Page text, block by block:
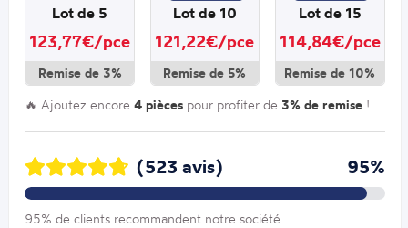
Lot de 5
123,77€/pce
Remise de 3%
Lot de 10
121,22€/pce
Remise de 5%
Lot de 15
114,84€/pce
Remise de 10%
🔥 Ajoutez encore4 pièces pour profiter de 3% de remise !
(523 avis) 95%
95% de clients recommandent notre société.